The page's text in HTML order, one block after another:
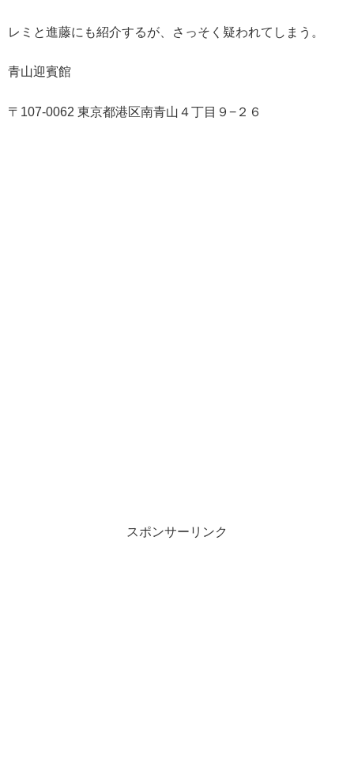
レミと進藤にも紹介するが、さっそく疑われてしまう。
青山迎賓館
〒107-0062 東京都港区南青山４丁目９−２６
スポンサーリンク